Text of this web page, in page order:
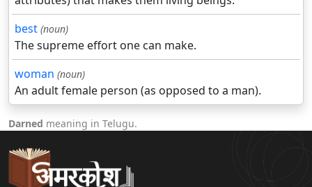
best (noun)
The supreme effort one can make.
woman (noun)
An adult female person (as opposed to a man).
Darned meaning in Telugu.